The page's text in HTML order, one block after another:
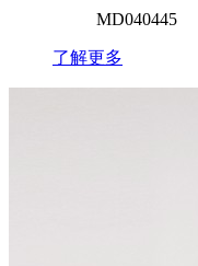
MD040445
了解更多